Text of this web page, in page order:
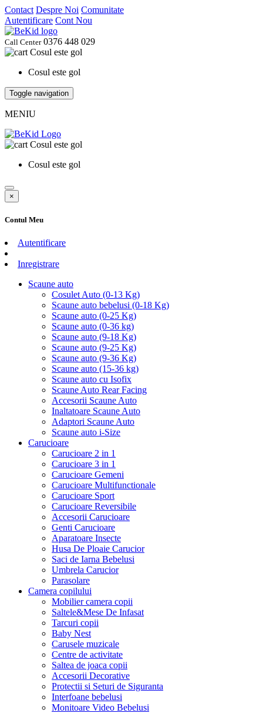
Contact Despre Noi Comunitate
Autentificare Cont Nou
Call Center0376 448 029
Cosul este gol
Cosul este gol
Toggle navigation
MENIU
Cosul este gol
Cosul este gol
×
Contul Meu
Autentificare
Inregistrare
Scaune auto
Cosulet Auto (0-13 Kg)
Scaune auto bebelusi (0-18 Kg)
Scaune auto (0-25 Kg)
Scaune auto (0-36 kg)
Scaune auto (9-18 Kg)
Scaune auto (9-25 Kg)
Scaune auto (9-36 Kg)
Scaune auto (15-36 kg)
Scaune auto cu Isofix
Scaune Auto Rear Facing
Accesorii Scaune Auto
Inaltatoare Scaune Auto
Adaptori Scaune Auto
Scaune auto i-Size
Carucioare
Carucioare 2 in 1
Carucioare 3 in 1
Carucioare Gemeni
Carucioare Multifunctionale
Carucioare Sport
Carucioare Reversibile
Accesorii Carucioare
Genti Carucioare
Aparatoare Insecte
Husa De Ploaie Carucior
Saci de Iarna Bebelusi
Umbrela Carucior
Parasolare
Camera copilului
Mobilier camera copii
Saltele&Mese De Infasat
Tarcuri copii
Baby Nest
Carusele muzicale
Centre de activitate
Saltea de joaca copii
Accesorii Decorative
Protectii si Seturi de Siguranta
Interfoane bebelusi
Monitoare Video Bebelusi